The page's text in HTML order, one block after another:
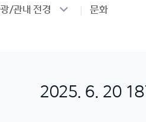
/관내 전경 문화
2025. 6. 20